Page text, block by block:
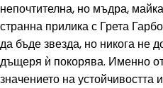
непочтителна, но мъдра,
странна прилика с Грета
да бъде звезда, но никога не
дъщеря ѝ покорява. Именно
значението на устойчивостта